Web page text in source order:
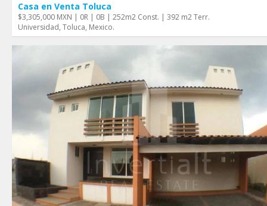
Casa en Venta Toluca
$3,305,000 MXN | 0R | 0B | 252m2 Const. | 392 m2 Terr.
Universidad, Toluca, Mexico.